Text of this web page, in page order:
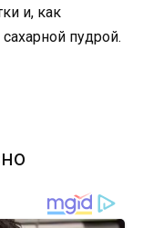
и, как
пудрой.